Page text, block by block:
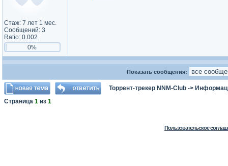
Стаж: 7 лет 1 мес.
Сообщений: 3
Ratio: 0.002
0%
Показать сообщения:
Торрент-трекер NNM-Club ->
Страница 1 из 1
Пользовательское